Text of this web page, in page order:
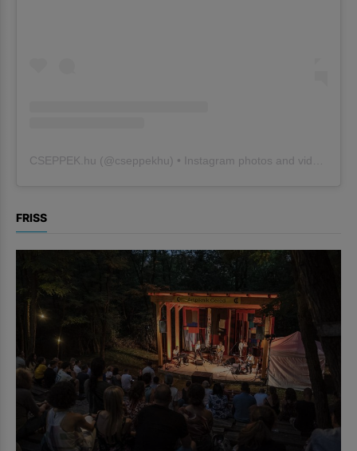
CSEPPEK.hu (@cseppekhu ) • Instagram photos and videos
FRISS